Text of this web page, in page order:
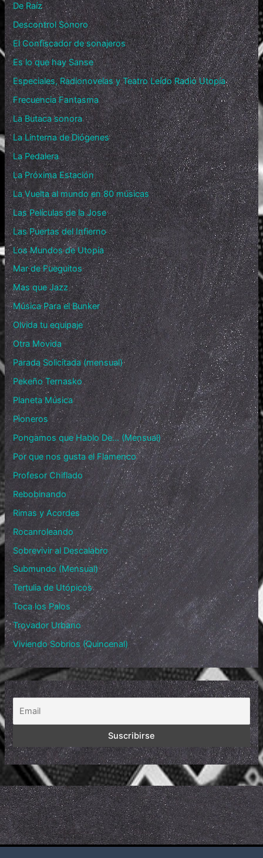
De Raíz
Descontrol Sonoro
El Confiscador de sonajeros
Es lo que hay Sanse
Especiales, Radionovelas y Teatro Leído Radio Utopía
Frecuencia Fantasma
La Butaca sonora
La Linterna de Diógenes
La Pedalera
La Próxima Estación
La Vuelta al mundo en 80 músicas
Las Películas de la Jose
Las Puertas del Infierno
Los Mundos de Utopía
Mar de Fueguitos
Mas que Jazz
Música Para el Bunker
Olvida tu equipaje
Otra Movida
Parada Solicitada (mensual)
Pekeño Ternasko
Planeta Música
Pioneros
Pongamos que Hablo De… (Mensual)
Por que nos gusta el Flamenco
Profesor Chiflado
Rebobinando
Rimas y Acordes
Rocanroleando
Sobrevivir al Descalabro
Submundo (Mensual)
Tertulia de Utópicos
Toca los Palos
Trovador Urbano
Viviendo Sobrios (Quincenal)